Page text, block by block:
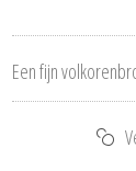
Een fijn